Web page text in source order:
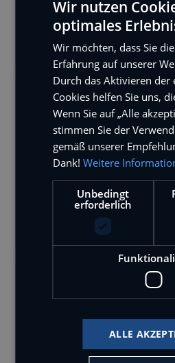
Nachbildungen unserer
Sondermodellen wie „Black
„Bayern Star III" oder
Welche Zahlungsmethoden
Im Checkout stehen dir
Verfügung:
Kreditkarte (Visa,
PayPal
Browser-Bezahldienste (z.
Pay) — abhängig von
Wie lange habe ich Zeit, eine
Du kannst die Ware
Wir nutzen
optimales
Wir möchten, dass Sie
Erfahrung auf unserer
Durch das Aktivieren der
Cookies helfen Sie uns,
Wenn Sie auf „Alle
stimmen Sie der
gemäß unserer
Dank! Weitere
Unbedingt
erforderlich
ALLE